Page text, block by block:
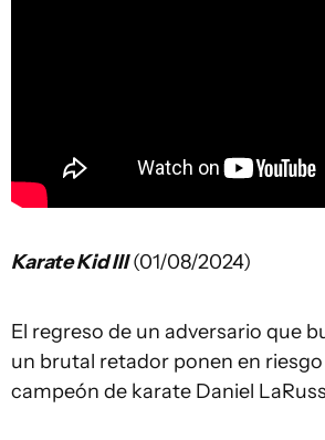
Karate Kid III(01/08/2024)
El regreso de un adversario que
un brutal retador ponen en riesgo
campeón de karate Daniel